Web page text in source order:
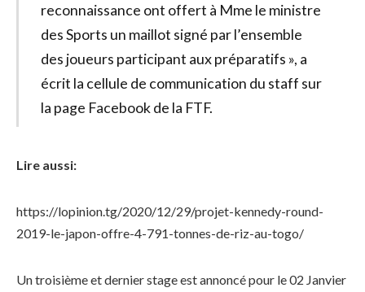
reconnaissance ont offert à Mme le ministre
des Sports un maillot signé par l’ensemble
des joueurs participant aux préparatifs », a
écrit la cellule de communication du staff sur
la page Facebook de la FTF.
Lire aussi:
https://lopinion.tg/2020/12/29/projet-kennedy-round-
2019-le-japon-offre-4-791-tonnes-de-riz-au-togo/
Un troisième et dernier stage est annoncé pour le 02 Janvier